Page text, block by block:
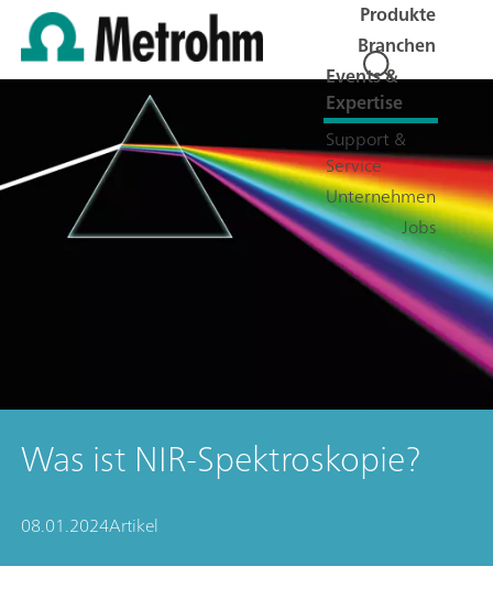
Produkte
Branchen
Events &
Expertise
Support &
Service
Unternehmen
Jobs
Was ist NIR-Spektroskopie?
08.01.2024Artikel